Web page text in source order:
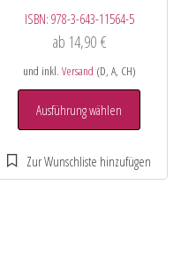
ISBN: 978-3-643-11564-5
ab 14,90 €
und inkl. Versand (D, A, CH)
Ausführung wählen